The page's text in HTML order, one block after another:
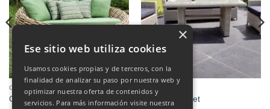
OUTDOOR
Cocoon, Sofa Outdoor Bed
OUTDOOR
San Marino Set
×
Ese sitio web utiliza cookies
Usamos cookies propias y de terceros, con la
finalidad de analizar su paso por nuestra web y
optimizar nuestra oferta de contenidos y
servicios. Para más información visite nuestra